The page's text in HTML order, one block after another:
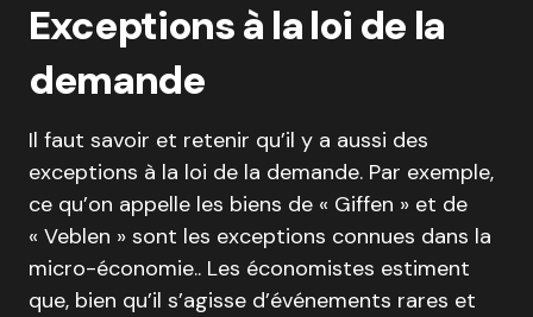
Exceptions à la loi de la
demande
Il faut savoir et retenir qu’il y a aussi des
exceptions à la loi de la demande. Par exemple,
ce qu’on appelle les biens de « Giffen » et de
« Veblen » sont les exceptions connues dans la
micro-économie.. Les économistes estiment
que, bien qu’il s’agisse d’événements rares et